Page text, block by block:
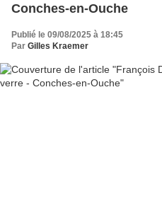
Conches-en-Ouche
Publié le 09/08/2025 à 18:45
Par Gilles Kraemer